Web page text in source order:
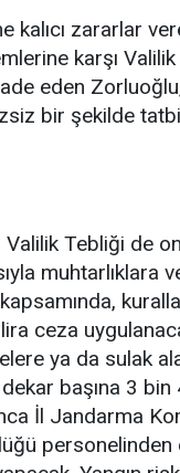
zararlar
karşı
eden
bir şekilde
Tebliği de
muhtarlıklara
ceza
ya da sulak
başına 3
İl Jandarma